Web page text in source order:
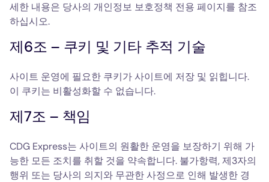
세한 내용은 당사의 개인정보 보호정책 전용 페이지를 참조
하십시오.
제6조 – 쿠키 및 기타 추적 기술
사이트 운영에 필요한 쿠키가 사이트에 저장 및 읽힙니다.
이 쿠키는 비활성화할 수 없습니다.
제7조 – 책임
CDG Express는 사이트의 원활한 운영을 보장하기 위해 가
능한 모든 조치를 취할 것을 약속합니다. 불가항력, 제3자의
행위 또는 당사의 의지와 무관한 사정으로 인해 발생한 경